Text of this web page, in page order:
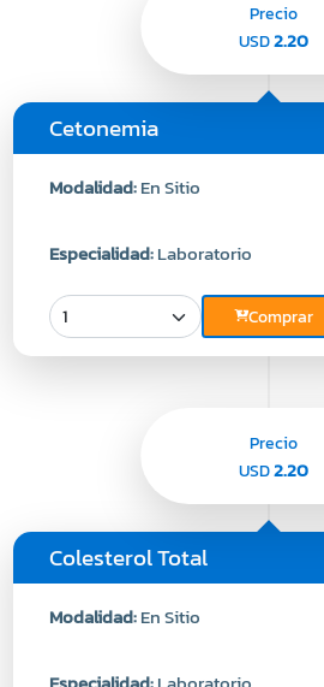
Cetonemia
Modalidad:En Sitio
Especialidad:Laboratorio
Comprar
Precio
USD2.20
Colesterol Total
Modalidad:En Sitio
Precio
USD2.20